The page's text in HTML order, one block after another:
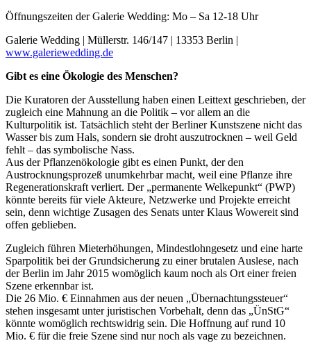
Öffnungszeiten der Galerie Wedding: Mo – Sa 12-18 Uhr
Galerie Wedding | Müllerstr. 146/147 | 13353 Berlin |
www.galeriewedding.de
Gibt es eine Ökologie des Menschen?
Die Kuratoren der Ausstellung haben einen Leittext geschrieben, der
zugleich eine Mahnung an die Politik – vor allem an die
Kulturpolitik ist. Tatsächlich steht der Berliner Kunstszene nicht das
Wasser bis zum Hals, sondern sie droht auszutrocknen – weil Geld
fehlt – das symbolische Nass.
Aus der Pflanzenökologie gibt es einen Punkt, der den
Austrocknungsprozeß unumkehrbar macht, weil eine Pflanze ihre
Regenerationskraft verliert. Der „permanente Welkepunkt“ (PWP)
könnte bereits für viele Akteure, Netzwerke und Projekte erreicht
sein, denn wichtige Zusagen des Senats unter Klaus Wowereit sind
offen geblieben.
Zugleich führen Mieterhöhungen, Mindestlohngesetz und eine harte
Sparpolitik bei der Grundsicherung zu einer brutalen Auslese, nach
der Berlin im Jahr 2015 womöglich kaum noch als Ort einer freien
Szene erkennbar ist.
Die 26 Mio. € Einnahmen aus der neuen „Übernachtungssteuer“
stehen insgesamt unter juristischen Vorbehalt, denn das „ÜnStG“
könnte womöglich rechtswidrig sein. Die Hoffnung auf rund 10
Mio. € für die freie Szene sind nur noch als vage zu bezeichnen.